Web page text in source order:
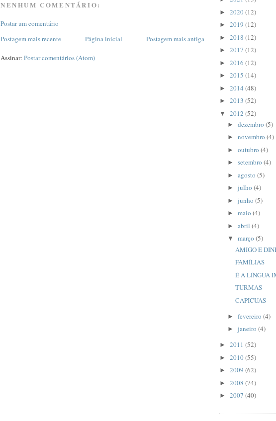
NENHUM COMENTÁRIO:
Postar um comentário
Postagem mais recente
Postagem mais antiga
Página inicial
Assinar: Postar comentários (Atom)
► 2020(12)
► 2019 (12)
► 2018 (12)
► 2017 (12)
► 2016 (12)
► 2015 (14)
► 2014 (48)
► 2013 (52)
▼ 2012 (52)
► dezembro (5)
► novembro (4)
► outubro (4)
► setembro (4)
► agosto (5)
► julho (4)
► junho (5)
► maio (4)
► abril (4)
▼ março (5)
AMIGO E
FAMÍLIAS
É A LÍNGUA
TURMAS
CAPICUAS
► fevereiro (4)
► janeiro (4)
► 2011 (52)
► 2010(55)
► 2009 (62)
► 2008 (74)
► 2007 (40)